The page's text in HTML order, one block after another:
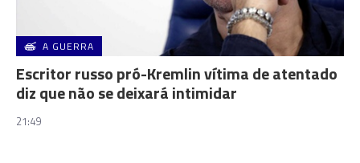
A GUERRA
Escritor russo pró-Kremlin vítima de atentado
diz que não se deixará intimidar
21:49